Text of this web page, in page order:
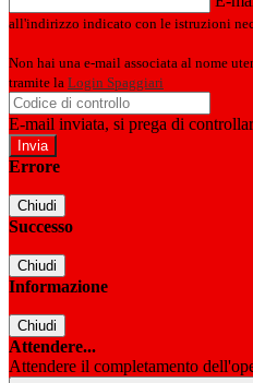
all'indirizzo indicato con le istruzioni
Non hai una e-mail associata al nome
tramite la Login Spaggiari
E-mail inviata, si prega di
Errore
Chiudi
Successo
Chiudi
Informazione
Chiudi
Attendere...
Attendere il completamento